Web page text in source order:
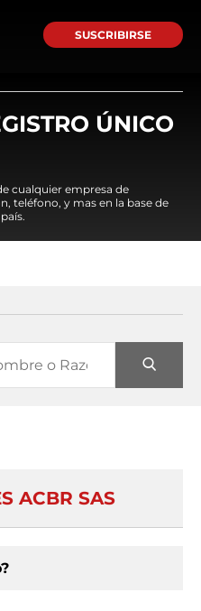
SUSCRIBIRSE
ÚNICO
cualquier empresa de
teléfono, y mas en la base de
ACBR SAS